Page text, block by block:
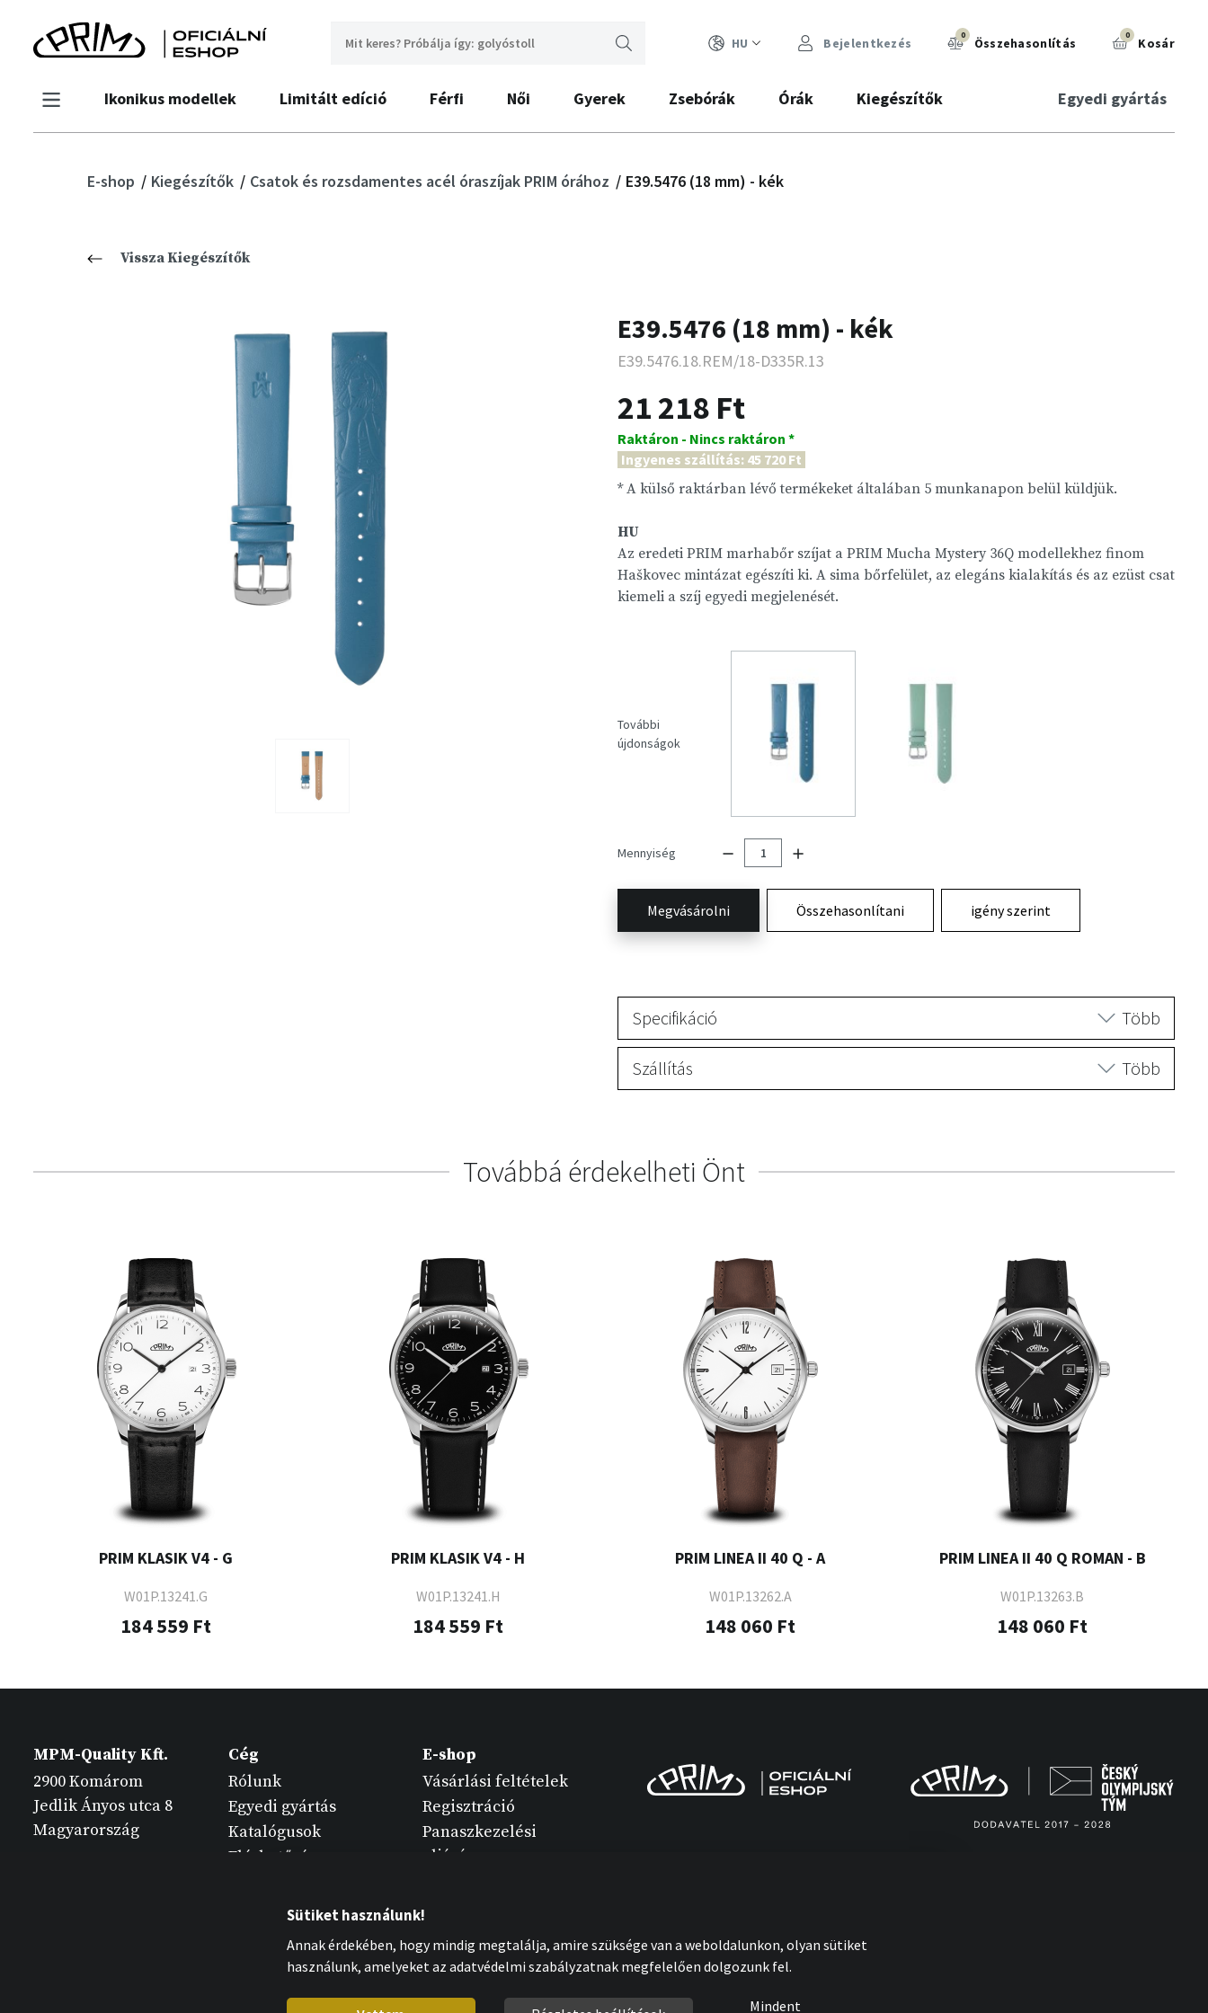
HU Bejelentkezés 0 Összehasonlítás 0 Kosár
Ikonikus modellek Limitált edíció Férfi Női Gyerek Zsebórák Órák Kiegészítők Egyedi gyártás
E-shop Kiegészítők Csatok és rozsdamentes acél óraszíjak PRIM órához E39.5476 (18 mm) - kék
Vissza Kiegészítők
E39.5476 (18 mm) - kék
E39.5476.18.REM/18-D335R.13
21 218 Ft
Raktáron - Nincs raktáron *
Ingyenes szállítás: 45 720 Ft
* A külső raktárban lévő termékeket általában 5 munkanapon belül küldjük.
HU
Az eredeti PRIM marhabőr szíjat a PRIM Mucha Mystery 36Q modellekhez finom
Haškovec mintázat egészíti ki. A sima bőrfelület, az elegáns kialakítás és az ezüst csat
kiemeli a szíj egyedi megjelenését.
További
újdonságok
Mennyiség
Megvásárolni Összehasonlítani igény szerint
Specifikáció Több
Szállítás Több
Továbbá érdekelheti Önt
PRIM KLASIK V4 - G
W01P.13241.G
184 559 Ft
PRIM KLASIK V4 - H
W01P.13241.H
184 559 Ft
PRIM LINEA II 40 Q - A
W01P.13262.A
148 060 Ft
PRIM LINEA II 40 Q ROMAN - B
W01P.13263.B
148 060 Ft
MPM-Quality Kft.
2900 Komárom
Jedlik Ányos utca 8
Magyarország
Cég
Rólunk
Egyedi gyártás
Katalógusok
Elérhetőség
E-shop
Vásárlási feltételek
Regisztráció
Panaszkezelési
eljárás
Óra karbantartása
védelme
Sütiket használunk!
Annak érdekében, hogy mindig megtalálja, amire szüksége van a weboldalunkon, olyan sütiket
használunk, amelyeket az adatvédelmi szabályzatnak megfelelően dolgozunk fel.
Mindent